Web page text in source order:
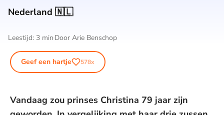
Nederland 🇳🇱
Leestijd: 3 min Door Arie Benschop
Geef een hartje 578x
Vandaag zou prinses Christina 79 jaar zijn